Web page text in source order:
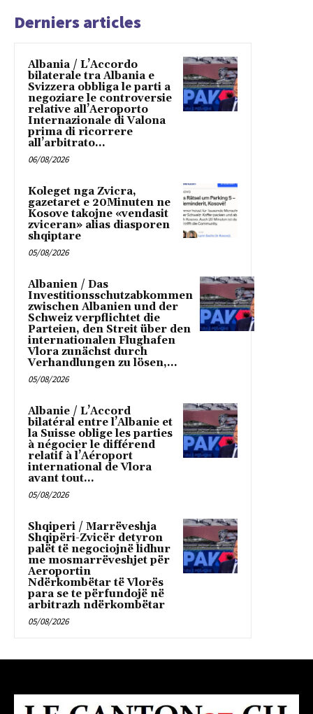
Derniers articles
Albania / L’Accordo
bilaterale tra Albania e
Svizzera obbliga le parti a
negoziare le controversie
relative all’Aeroporto
Internazionale di Valona
prima di ricorrere
all’arbitrato...
06/08/2026
Koleget nga Zvicra,
gazetaret e 20Minuten ne
Kosove takojne «vendasit
zviceran» alias diasporen
shqiptare
05/08/2026
Albanien / Das
Investitionsschutzabkommen
zwischen Albanien und der
Schweiz verpflichtet die
Parteien, den Streit über den
internationalen Flughafen
Vlora zunächst durch
Verhandlungen zu lösen,...
05/08/2026
Albanie / L’Accord
bilatéral entre l’Albanie et
la Suisse oblige les parties
à négocier le différend
relatif à l’Aéroport
international de Vlora
avant tout...
05/08/2026
Shqiperi / Marrëveshja
Shqipëri-Zvicër detyron
palët të negociojnë lidhur
me mosmarrëveshjet për
Aeroportin
Ndërkombëtar të Vlorës
para se te përfundojë në
arbitrazh ndërkombëtar
05/08/2026